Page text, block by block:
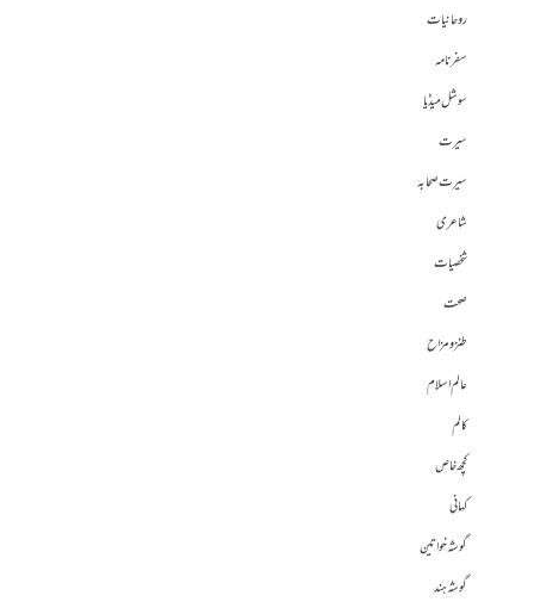
روحانیات
سفرنامہ
سوشل میڈیا
سیرت
سیرت صحابہ
شاعری
شخصیات
صحت
طنز و مزاح
عالم اسلام
کالم
کچھ خاص
کہانی
گوشہ خواتین
گوشہ ہند